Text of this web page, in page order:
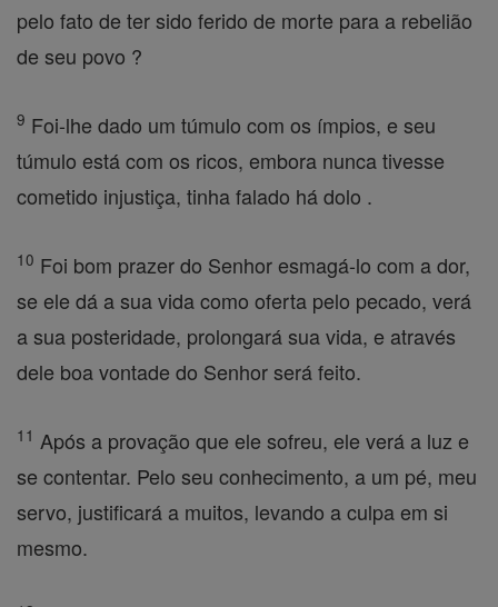
pelo fato de ter sido ferido de morte para a rebelião
de seu povo ?
9 Foi-lhe dado um túmulo com os ímpios, e seu
túmulo está com os ricos, embora nunca tivesse
cometido injustiça, tinha falado há dolo .
10 Foi bom prazer do Senhor esmagá-lo com a dor,
se ele dá a sua vida como oferta pelo pecado, verá
a sua posteridade, prolongará sua vida, e através
dele boa vontade do Senhor será feito.
11 Após a provação que ele sofreu, ele verá a luz e
se contentar. Pelo seu conhecimento, a um pé, meu
servo, justificará a muitos, levando a culpa em si
mesmo.